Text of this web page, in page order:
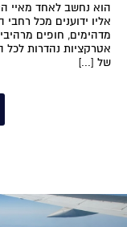
הוא נחשב לאחד מאיי
אליו ידוענים מכל
מדהימים, חופים
אטרקציות נהדרות
של [...]